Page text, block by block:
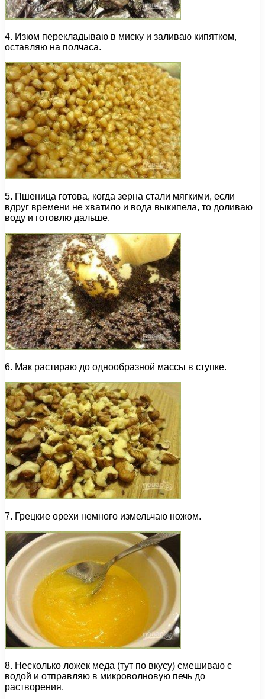
4. Изюм перекладываю в миску и заливаю кипятком,
оставляю на полчаса.
5. Пшеница готова, когда зерна стали мягкими, если
вдруг времени не хватило и вода выкипела, то доливаю
воду и готовлю дальше.
6. Мак растираю до однообразной массы в ступке.
7. Грецкие орехи немного измельчаю ножом.
8. Несколько ложек меда (тут по вкусу) смешиваю с
водой и отправляю в микроволновую печь до
растворения.